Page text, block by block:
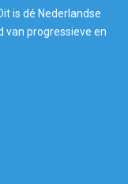
is dé Nederlandse
van progressieve en